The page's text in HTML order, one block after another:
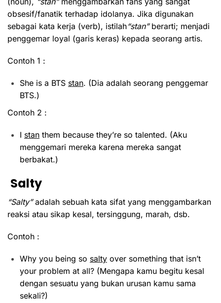
obsesif/fanatik terhadap idolanya. Jika digunakan
sebagai kata kerja (verb), istilah“stan”berarti; menjadi
penggemar loyal (garis keras) kepada seorang artis.
Contoh 1 :
She is a BTS stan. (Dia adalah seorang penggemar
BTS.)
Contoh 2 :
I stan them because they’re so talented. (Aku
menggemari mereka karena mereka sangat
berbakat.)
Salty
“Salty”adalah sebuah kata sifat yang menggambarkan
reaksi atau sikap kesal, tersinggung, marah, dsb.
Contoh :
Why you being so salty over something that isn’t
your problem at all? (Mengapa kamu begitu kesal
dengan sesuatu yang bukan urusan kamu sama
sekali?)